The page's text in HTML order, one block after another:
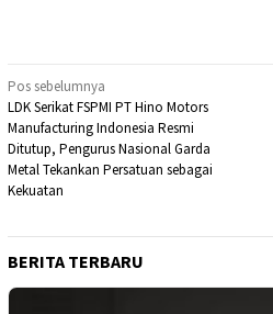
Navigasi
pos
Pos sebelumnya
LDK Serikat FSPMI PT Hino Motors
Manufacturing Indonesia Resmi
Ditutup, Pengurus Nasional Garda
Metal Tekankan Persatuan sebagai
Kekuatan
BERITA TERBARU